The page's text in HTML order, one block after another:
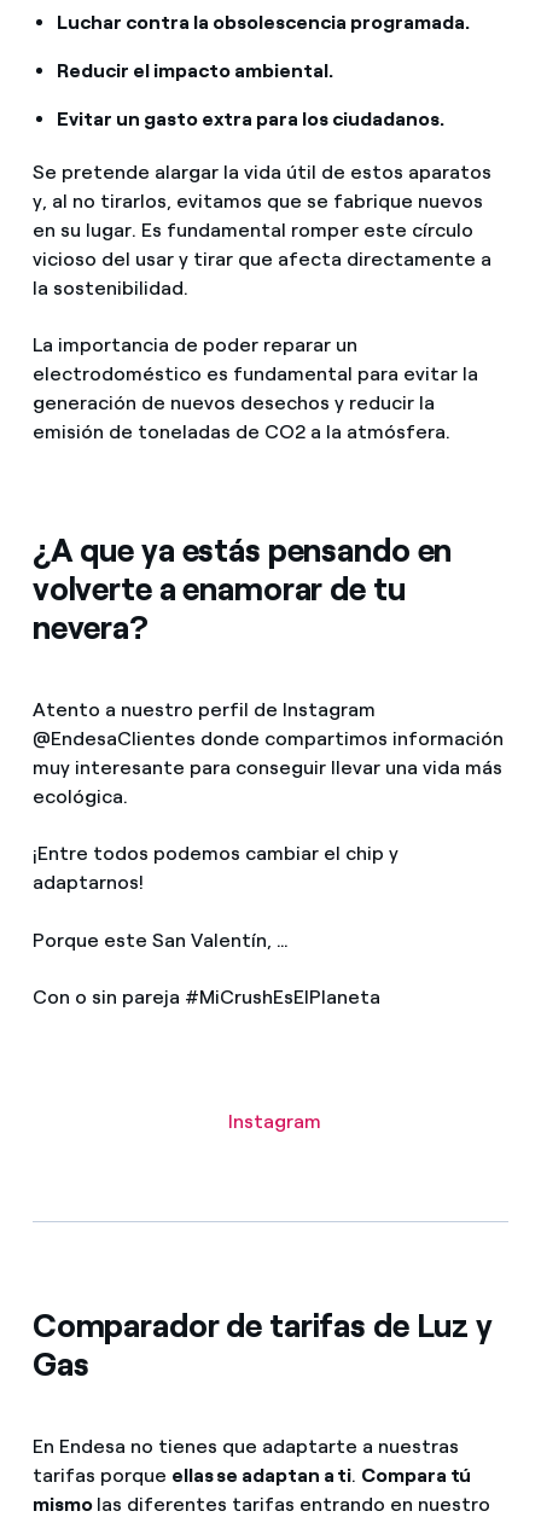
Luchar contra la obsolescencia programada.
Reducir el impacto ambiental.
Evitar un gasto extra para los ciudadanos.
Se pretende alargar la vida útil de estos aparatos
y, al no tirarlos, evitamos que se fabrique nuevos
en su lugar. Es fundamental romper este círculo
vicioso del usar y tirar que afecta directamente a
la sostenibilidad.
La importancia de poder reparar un
electrodoméstico es fundamental para evitar la
generación de nuevos desechos y reducir la
emisión de toneladas de CO2 a la atmósfera.
¿A que ya estás pensando en
volverte a enamorar de tu
nevera?
Atento a nuestro perfil de Instagram
@EndesaClientes donde compartimos información
muy interesante para conseguir llevar una vida más
ecológica.
¡Entre todos podemos cambiar el chip y
adaptarnos!
Porque este San Valentín, …
Con o sin pareja #MiCrushEsElPlaneta
Instagram
Comparador de tarifas de Luz y
Gas
En Endesa no tienes que adaptarte a nuestras
tarifas porque ellas se adaptan a ti. Compara tú
mismolas diferentes tarifas entrando en nuestro